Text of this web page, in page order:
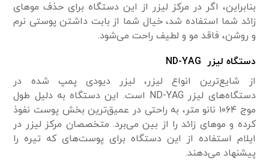
بنابراین، اگر در مرکز لیزر از این دستگاه برای حذف مو‌های
زائد شما استفاده شد، خیال شما از بابت داشتن پوستی نرم
و روشن، فاقد مو و لطیف راحت می‌شود.
دستگاه لیزر ND-YAG
از شایع‌ترین انواع لیزر، لیزر دیودی پمپ شده در
دستگاه‌های لیزر ND-YAG است. این دستگاه به دلیل طول
موج ۱۰۶۴ نانو متر، به راحتی در عمیق‌ترین بخش پوست نفوذ
کرده و مو‌های زائد را از بین می‌برد. متخصصان مرکز لیزر در
ایلام استفاده از این دستگاه برای پوست‌های که تیره را
پیشنهاد می‌دهند.